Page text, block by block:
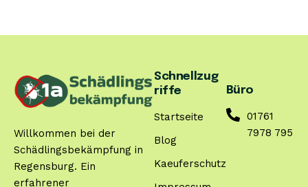
Willkommen bei der
Schädlingsbekämpfung in
Regensburg. Ein
erfahrener
Schnellzug
riffe
Startseite
Blog
Kaeuferschutz
Büro
01761
7978 795